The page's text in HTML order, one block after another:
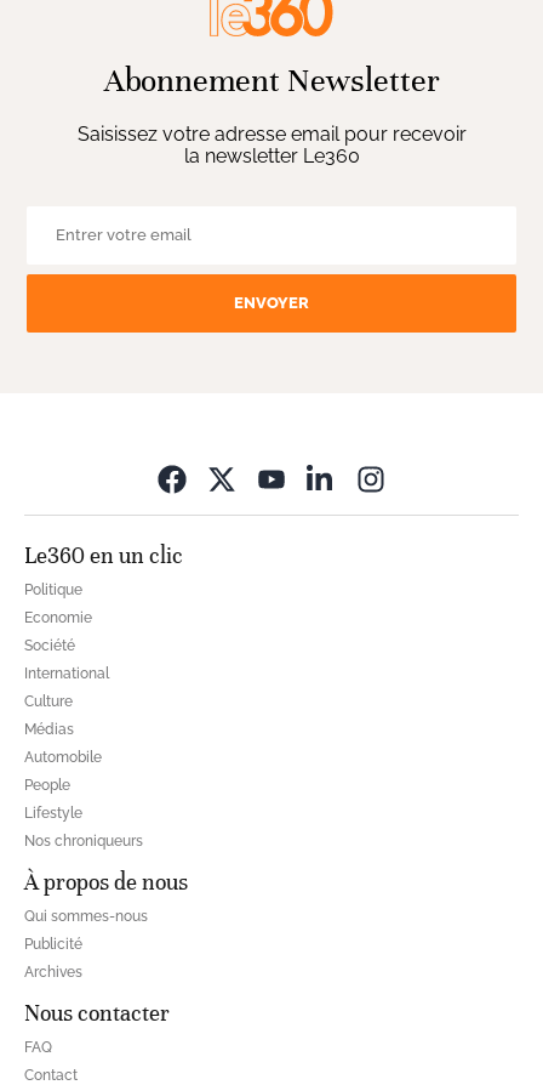
Abonnement Newsletter
Saisissez votre adresse email pour recevoir
la newsletter Le360
ENVOYER
Le360 en un clic
Politique
Economie
Société
International
Culture
Médias
Automobile
People
Lifestyle
Nos chroniqueurs
À propos de nous
Qui sommes-nous
Publicité
Archives
Nous contacter
FAQ
Contact